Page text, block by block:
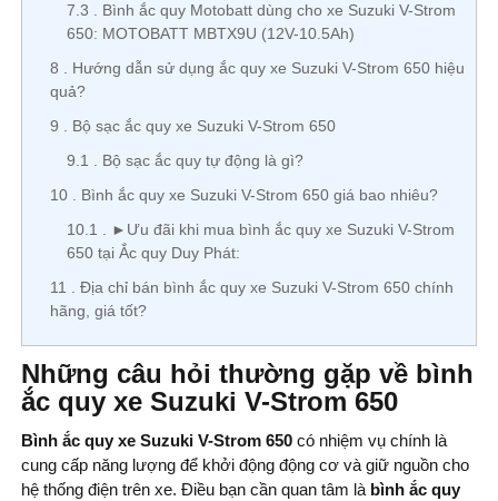
7.3
Bình ắc quy Motobatt dùng cho xe Suzuki V-Strom
650: MOTOBATT MBTX9U (12V-10.5Ah)
8
Hướng dẫn sử dụng ắc quy xe Suzuki V-Strom 650 hiệu
quả?
9
Bộ sạc ắc quy xe Suzuki V-Strom 650
9.1
Bộ sạc ắc quy tự động là gì?
10
Bình ắc quy xe Suzuki V-Strom 650 giá bao nhiêu?
10.1
►Ưu đãi khi mua bình ắc quy xe Suzuki V-Strom
650 tại Ắc quy Duy Phát:
11
Địa chỉ bán bình ắc quy xe Suzuki V-Strom 650 chính
hãng, giá tốt?
Những câu hỏi thường gặp về bình
ắc quy xe Suzuki V-Strom 650
Bình ắc quy xe Suzuki V-Strom 650 có nhiệm vụ chính là
cung cấp năng lượng để khởi động động cơ và giữ nguồn cho
hệ thống điện trên xe. Điều bạn cần quan tâm là bình ắc quy